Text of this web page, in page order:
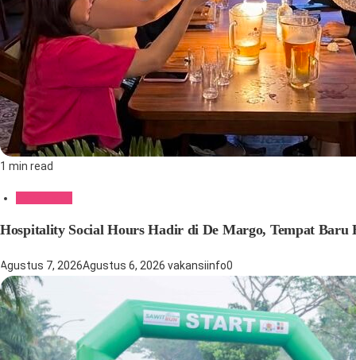
1 min read
Hospitality Social Hours Hadir di De Margo, Tempat
Agustus 7, 2026Agustus 6, 2026 vakansiinfo0